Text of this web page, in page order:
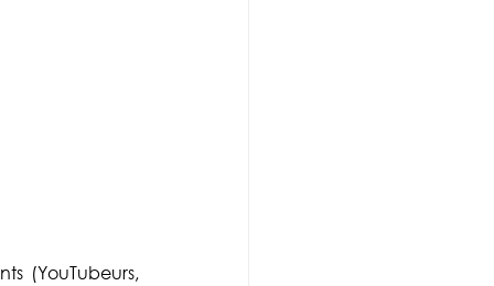
(YouTubeurs,